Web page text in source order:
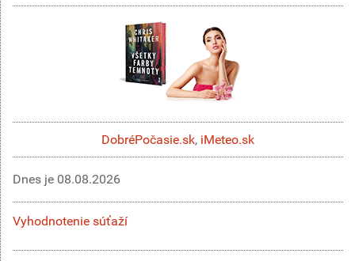
DobréPočasie.sk, iMeteo.sk
Dnes je 08.08.2026
Vyhodnotenie súťaží